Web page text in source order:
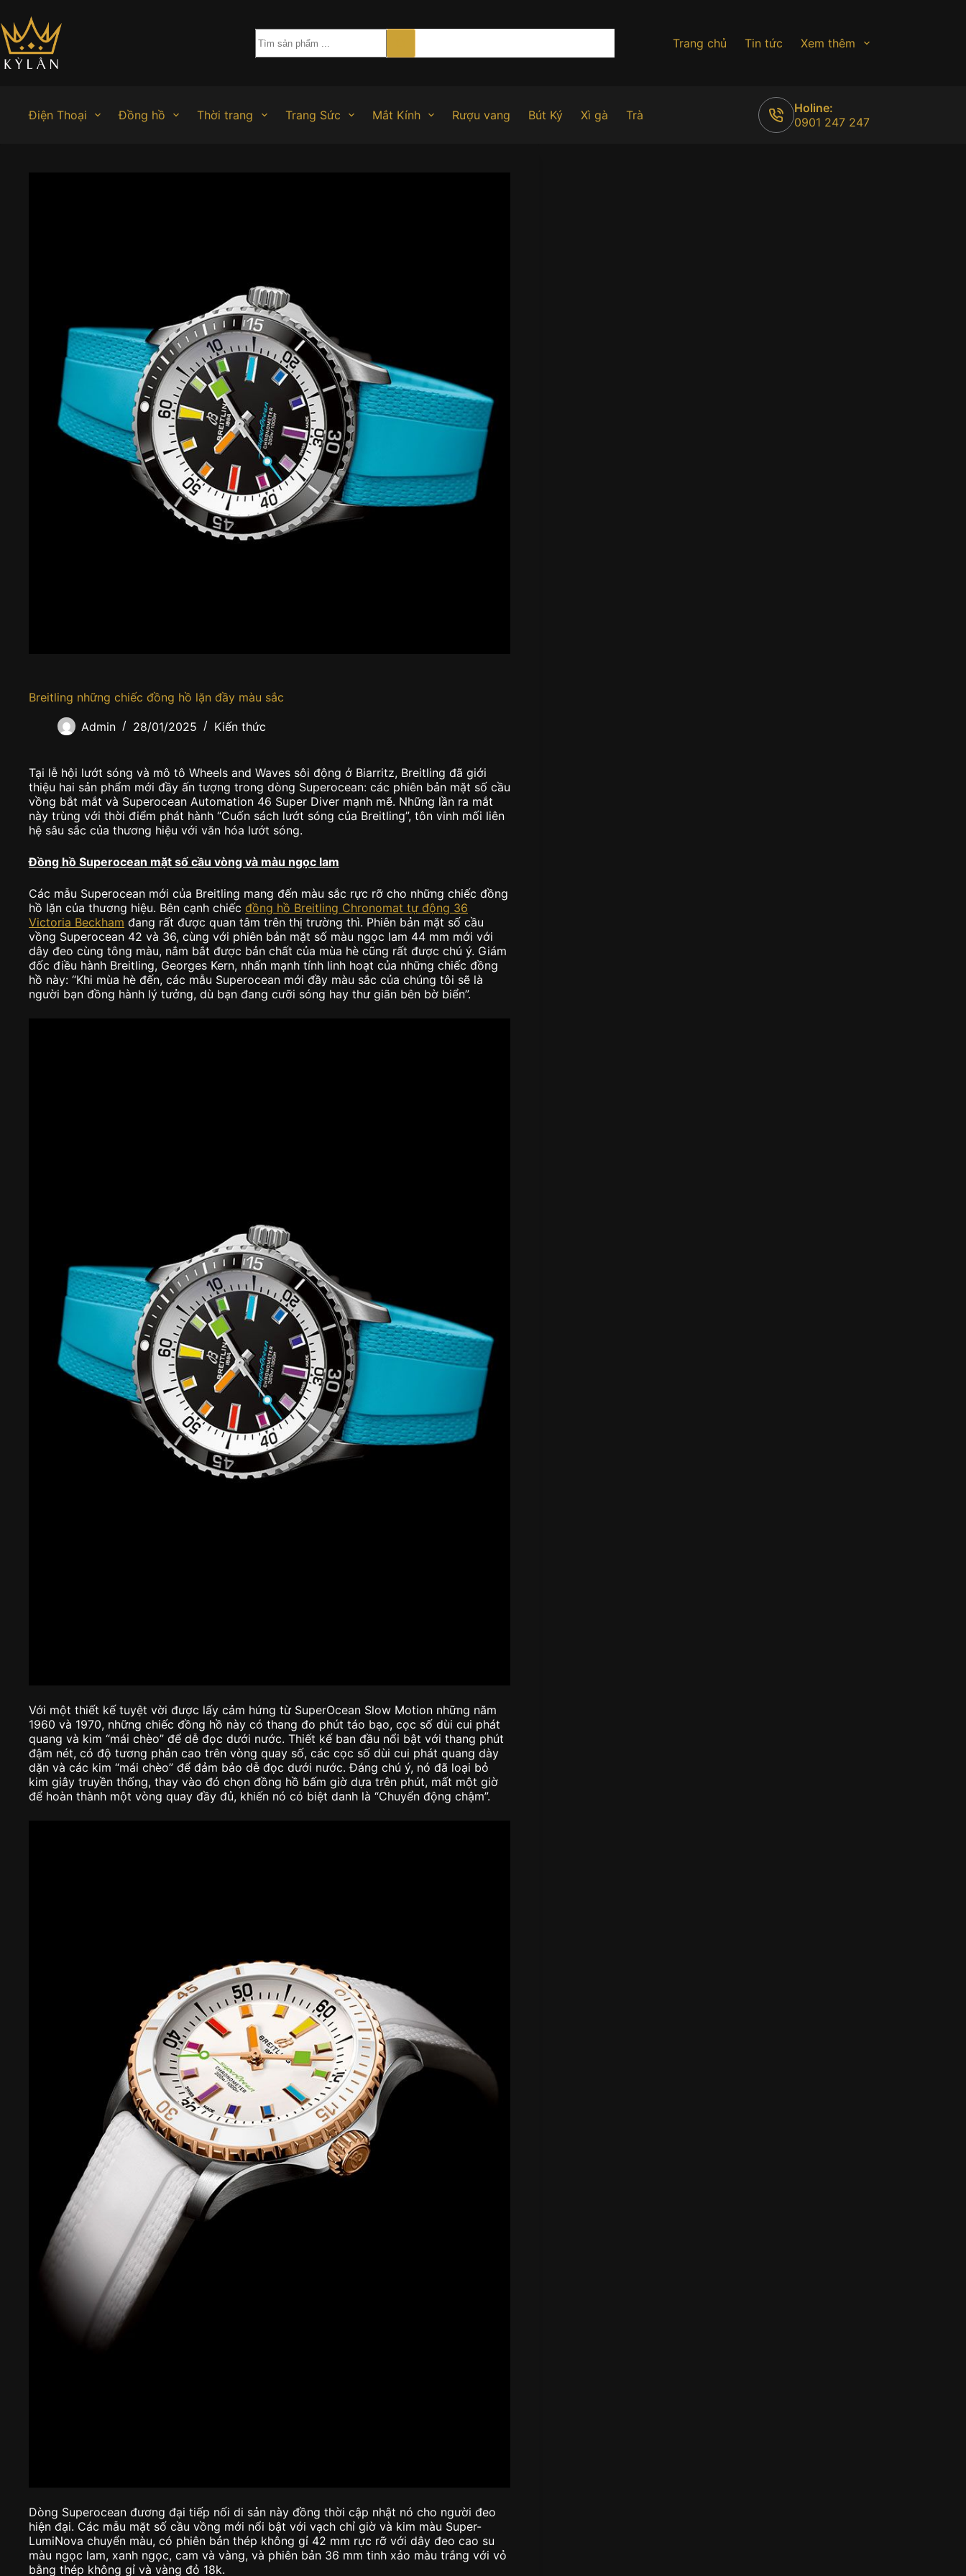
đến
phần
nội
dung
Trang chủ Tin tức Xem thêm
Điện Thoại Đồng hồ Thời trang Trang Sức Mắt Kính Rượu vang Bút Ký Xì gà Trà
Holine:
0901 247 247
Breitling những chiếc đồng hồ lặn đầy màu sắc
Admin 28/01/2025 Kiến thức
Tại lễ hội lướt sóng và mô tô Wheels and Waves sôi động ở Biarritz, Breitling đã giới
thiệu hai sản phẩm mới đầy ấn tượng trong dòng Superocean: các phiên bản mặt số cầu
vồng bắt mắt và Superocean Automation 46 Super Diver mạnh mẽ. Những lần ra mắt
này trùng với thời điểm phát hành “Cuốn sách lướt sóng của Breitling”, tôn vinh mối liên
hệ sâu sắc của thương hiệu với văn hóa lướt sóng.
Đồng hồ Superocean mặt số cầu vòng và màu ngọc lam
Các mẫu Superocean mới của Breitling mang đến màu sắc rực rỡ cho những chiếc đồng
hồ lặn của thương hiệu. Bên cạnh chiếc đồng hồ Breitling Chronomat tự động 36
Victoria Beckham đang rất được quan tâm trên thị trường thì. Phiên bản mặt số cầu
vồng Superocean 42 và 36, cùng với phiên bản mặt số màu ngọc lam 44 mm mới với
dây đeo cùng tông màu, nắm bắt được bản chất của mùa hè cũng rất được chú ý. Giám
đốc điều hành Breitling, Georges Kern, nhấn mạnh tính linh hoạt của những chiếc đồng
hồ này: “Khi mùa hè đến, các mẫu Superocean mới đầy màu sắc của chúng tôi sẽ là
người bạn đồng hành lý tưởng, dù bạn đang cưỡi sóng hay thư giãn bên bờ biển”.
Với một thiết kế tuyệt vời được lấy cảm hứng từ SuperOcean Slow Motion những năm
1960 và 1970, những chiếc đồng hồ này có thang đo phút táo bạo, cọc số dùi cui phát
quang và kim “mái chèo” để dễ đọc dưới nước. Thiết kế ban đầu nổi bật với thang phút
đậm nét, có độ tương phản cao trên vòng quay số, các cọc số dùi cui phát quang dày
dặn và các kim “mái chèo” để đảm bảo dễ đọc dưới nước. Đáng chú ý, nó đã loại bỏ
kim giây truyền thống, thay vào đó chọn đồng hồ bấm giờ dựa trên phút, mất một giờ
để hoàn thành một vòng quay đầy đủ, khiến nó có biệt danh là “Chuyển động chậm”.
Dòng Superocean đương đại tiếp nối di sản này đồng thời cập nhật nó cho người đeo
hiện đại. Các mẫu mặt số cầu vồng mới nổi bật với vạch chỉ giờ và kim màu Super-
LumiNova chuyển màu, có phiên bản thép không gỉ 42 mm rực rỡ với dây đeo cao su
màu ngọc lam, xanh ngọc, cam và vàng, và phiên bản 36 mm tinh xảo màu trắng với vỏ
bằng thép không gỉ và vàng đỏ 18k.